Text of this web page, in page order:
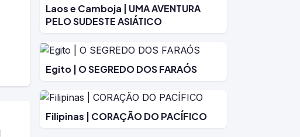
Laos e Camboja | UMA AVENTURA
PELO SUDESTE ASIÁTICO
Egito | O SEGREDO DOS FARAÓS
Filipinas | CORAÇÃO DO PACÍFICO